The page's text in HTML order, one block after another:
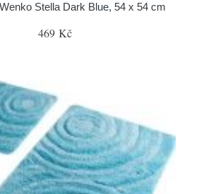
Stella Dark Blue, 54 x 54 cm
469 Kč